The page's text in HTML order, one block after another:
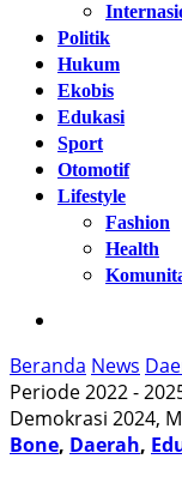
Politik
Hukum
Ekobis
Edukasi
Sport
Otomotif
Lifestyle
Fashion
Health
Beranda News
Periode 2022 -
Demokrasi 2024,
Bone, Daerah,